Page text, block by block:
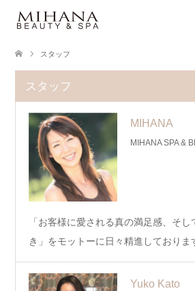
スタッフ
スタッフ
MIHANA
MIHANA SPA &
「お客様に愛される真の満足感、そ
き」をモットーに日々精進しておりま
Yuko Kato